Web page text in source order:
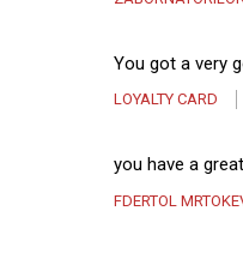
You got a very
LOYALTY CARD
you have a
FDERTOL